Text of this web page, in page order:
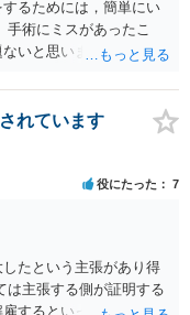
るためには，簡単にい
術にミスがあったこ
ないと思います。 ② 手
たこと ④ 仕事を休まな
発生したこと ⑤ マスク
る精神的な損害が発生
のご指摘なさる「相当
とまでは責任追及ができ
前と比べて見た目が著
果，入院期間が延びて
能な余地があります。
金銭の請求はしませ
上記の請求は，基本的
れています
役にたった 7
たという主張があり得
は主張する側が証明する
するといった揺さぶり